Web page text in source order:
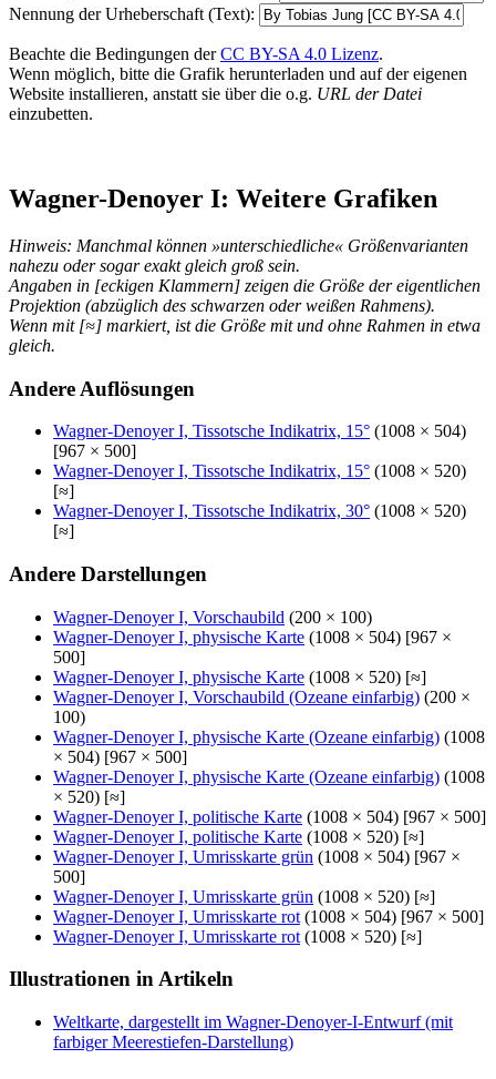
Nennung der Urheberschaft (Text):
Beachte die Bedingungen derCC BY-SA 4.0 Lizenz.
Wenn möglich, bitte die Grafik herunterladen und auf der eigenen
Website installieren, anstatt sie über die o.g. URL der Datei
einzubetten.
Wagner-Denoyer I: Weitere Grafiken
Hinweis: Manchmal können »unterschiedliche« Größenvarianten
nahezu oder sogar exakt gleich groß sein.
Angaben in [eckigen Klammern] zeigen die Größe der eigentlichen
Projektion (abzüglich des schwarzen oder weißen Rahmens).
Wenn mit [≈] markiert, ist die Größe mit und ohne Rahmen in etwa
gleich.
Andere Auflösungen
Wagner-Denoyer I, Tissotsche Indikatrix, 15° (1008 × 504)
[967 × 500]
Wagner-Denoyer I, Tissotsche Indikatrix, 15° (1008 × 520)
[≈]
Wagner-Denoyer I, Tissotsche Indikatrix, 30° (1008 × 520)
[≈]
Andere Darstellungen
Wagner-Denoyer I, Vorschaubild (200 × 100)
Wagner-Denoyer I, physische Karte (1008 × 504) [967 ×
500]
Wagner-Denoyer I, physische Karte (1008 × 520) [≈]
Wagner-Denoyer I, Vorschaubild (Ozeane einfarbig) (200 ×
100)
Wagner-Denoyer I, physische Karte (Ozeane einfarbig) (1008
× 504) [967 × 500]
Wagner-Denoyer I, physische Karte (Ozeane einfarbig) (1008
× 520) [≈]
Wagner-Denoyer I, politische Karte (1008 × 504) [967 × 500]
Wagner-Denoyer I, politische Karte (1008 × 520) [≈]
Wagner-Denoyer I, Umrisskarte grün (1008 × 504) [967 ×
500]
Wagner-Denoyer I, Umrisskarte grün (1008 × 520) [≈]
Wagner-Denoyer I, Umrisskarte rot (1008 × 504) [967 × 500]
Wagner-Denoyer I, Umrisskarte rot (1008 × 520) [≈]
Illustrationen in Artikeln
Weltkarte, dargestellt im Wagner-Denoyer-I-Entwurf (mit
farbiger Meerestiefen-Darstellung)